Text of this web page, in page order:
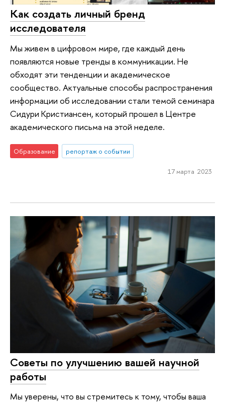
Как создать личный бренд
исследователя
Мы живем в цифровом мире, где каждый день
появляются новые тренды в коммуникации. Не
обходят эти тенденции и академическое
сообщество. Актуальные способы распространения
информации об исследовании стали темой семинара
Сидури Кристиансен, который прошел в Центре
академического письма на этой неделе.
Образование репортаж о событии
17 марта 2023
Советы по улучшению вашей научной
работы
Мы уверены, что вы стремитесь к тому, чтобы ваша